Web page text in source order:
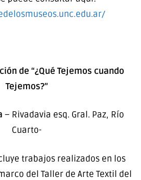
de “¿Qué Tejemos cuando
Tejemos?”
– Rivadavia esq. Gral. Paz, Río
Cuarto-
trabajos realizados en los
del Taller de Arte Textil del